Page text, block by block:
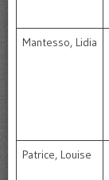
Mantesso, Lidia
Patrice, Louise